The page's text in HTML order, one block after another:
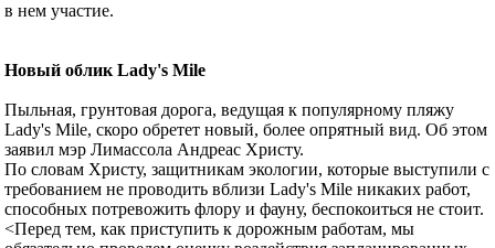
в нем участие.
Новый облик Lady's Mile
Пыльная, грунтовая дорога, ведущая к популярному пляжу
Lady's Mile, скоро обретет новый, более опрятный вид. Об этом
заявил мэр Лимассола Андреас Христу.
По словам Христу, защитникам экологии, которые выступили с
требованием не проводить вблизи Lady's Mile никаких работ,
способных потревожить флору и фауну, беспокоиться не стоит.
<Перед тем, как приступить к дорожным работам, мы